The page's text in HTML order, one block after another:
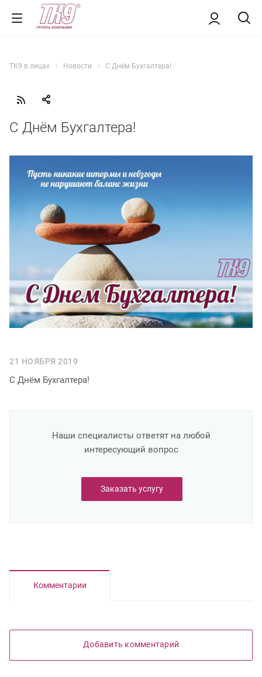
ТК9 в лицах Новости С Днём Бухгалтера!
С Днём Бухгалтера!
21 НОЯБРЯ 2019
С Днём Бухгалтера!
Наши специалисты ответят на любой
интересующий вопрос
Заказать услугу
Комментарии
Добавить комментарий